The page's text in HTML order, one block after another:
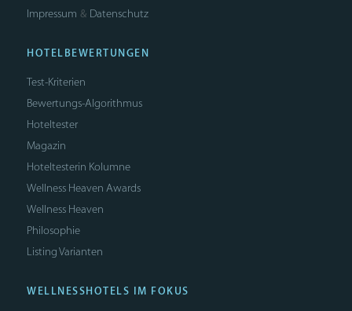
Impressum & Datenschutz
HOTELBEWERTUNGEN
Test-Kriterien
Bewertungs-Algorithmus
Hoteltester
Magazin
Hoteltesterin Kolumne
Wellness Heaven Awards
Wellness Heaven
Philosophie
Listing Varianten
WELLNESSHOTELS IM FOKUS